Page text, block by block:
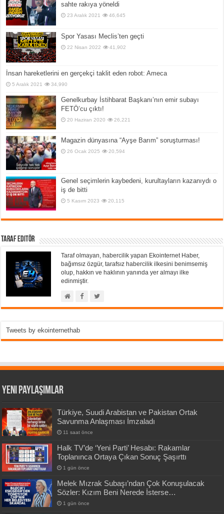
sahte rakıya yöneldi
23 Aralık 2021 46,645
Spor Yasası Meclis’ten geçti
22 Nisan 2022 41,902
İnsan hareketlerini en gerçekçi taklit eden robot: Ameca
5 Aralık 2021 34,990
Genelkurbay İstihbarat Başkanı’nın emir subayı
FETÖ’cu çıktı!
20 Haziran 2020 26,221
Magazin dünyasına “Ayşe Barım” soruşturması!
26 Ocak 2025 20,594
Genel seçimlerin kaybedeni, kurultayların kazanıydı o
iş de bitti
5 Kasım 2023 20,115
Taraf Editör
Taraf olmayan, habercilik yapan Ekointernet Haber,
bağımsız özgür, tarafsız habercilik ilkesini benimsemiş
olup, hakkın ve haklının yanında yer almayı ilke
edinmiştir.
Tweets by ekointernethab
Yeni Paylaşımlar
Türkiye, Suudi Arabistan ve Pakistan Ortak
Savunma Anlaşması İmzaladı
11 saat önce
Halk TV’de ‘Yeni Parti’ Hesabı: Rakamlar
Toplanınca Ortaya Çıkan Sonuç Şaşırttı
1 gün önce
Melek Mızrak Subaşı’ndan Çok Konuşulacak
Sözler: Kızım Beni Nerede İsterse…
1 gün önce